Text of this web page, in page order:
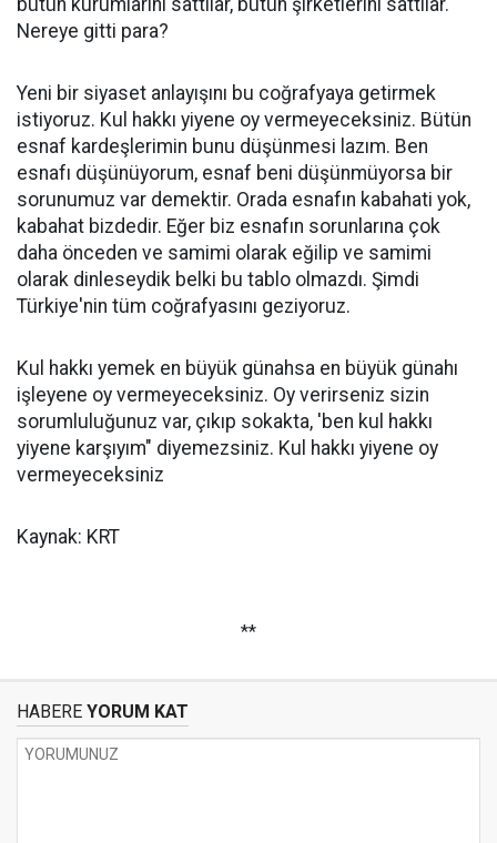
bütün kurumlarını sattılar, bütün şirketlerini sattılar.
Nereye gitti para?
Yeni bir siyaset anlayışını bu coğrafyaya getirmek
istiyoruz. Kul hakkı yiyene oy vermeyeceksiniz. Bütün
esnaf kardeşlerimin bunu düşünmesi lazım. Ben
esnafı düşünüyorum, esnaf beni düşünmüyorsa bir
sorunumuz var demektir. Orada esnafın kabahati yok,
kabahat bizdedir. Eğer biz esnafın sorunlarına çok
daha önceden ve samimi olarak eğilip ve samimi
olarak dinleseydik belki bu tablo olmazdı. Şimdi
Türkiye'nin tüm coğrafyasını geziyoruz.
Kul hakkı yemek en büyük günahsa en büyük günahı
işleyene oy vermeyeceksiniz. Oy verirseniz sizin
sorumluluğunuz var, çıkıp sokakta, 'ben kul hakkı
yiyene karşıyım" diyemezsiniz. Kul hakkı yiyene oy
vermeyeceksiniz
Kaynak: KRT
**
HABERE YORUM KAT